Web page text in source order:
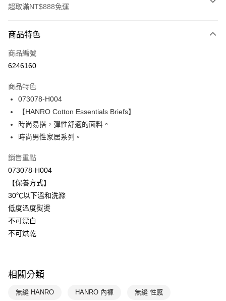
超取滿NT$888免運
信用卡一次付款
信用卡分期付款
合作金庫商業銀行
華南商業銀行
上海商業儲蓄銀行
台北富邦商業銀行
國泰世華商業銀行
臺灣中小企業銀行
聯邦商業銀行
台新國際商業銀行
台灣樂天信用卡公司
Apple Pay
悠遊付
ATM付款
運送方式
付款後全家取貨$888免運-以PackAge+配客嘉循環箱包裝寄出
每筆NT$90，滿NT$888(含以上)免運費
付款後7-11取貨
每筆NT$90，滿NT$1,000(含以上)免運費
商品特色
商品編號
6246160
商品特色
073078-H004
【HANRO Cotton Essentials Briefs】
時尚易搭，彈性舒適的面料。
時尚男性家居系列。
銷售重點
073078-H004
【保養方式】
30℃以下溫和洗滌
低度溫度熨燙
不可漂白
不可烘乾
相關分類
無縫 HANRO HANRO 內褲 無縫 性感